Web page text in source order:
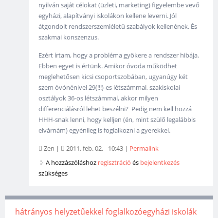
nyilván saját célokat (üzleti, marketing) figyelembe vevő
egyházi, alapítványi iskolákon kellene leverni. Jól
átgondolt rendszerszemléletű szabályok kellenének. És
szakmai konszenzus.
Ezért írtam, hogy a probléma gyökere a rendszer hibája.
Ebben egyet is értünk. Amikor óvoda működhet
meglehetősen kicsi csoportszobában, ugyanúgy két
szem óvónénivel 29(!!!)-es létszámmal, szakiskolai
osztályok 36-os létszámmal, akkor milyen
differenciálásról lehet beszélni? Pedig nem kell hozzá
HHH-snak lenni, hogy kelljen (én, mint szülő legalábbis
elvárnám) egyénileg is foglalkozni a gyerekkel.
Zen | 2011. feb. 02. - 10:43| Permalink
A hozzászóláshoz regisztráció és bejelentkezés
szükséges
hátrányos helyzetűekkel foglalkozóegyházi iskolák